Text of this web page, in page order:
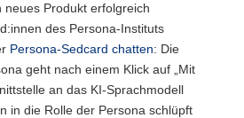
Produkt erfolgreich
des Persona-Instituts
Persona-Sedcard chatten: Die
geht nach einem Klick auf „Mit
an das KI-Sprachmodell
in die Rolle der Persona schlüpft